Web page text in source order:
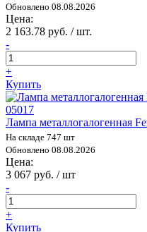
Обновлено 08.08.2026
Цена:
2 163.78 руб. / шт.
-
+
Купить
Лампа металлогалогенная
На складе 747 шт
Обновлено 08.08.2026
Цена:
3 067 руб. / шт
-
+
Купить